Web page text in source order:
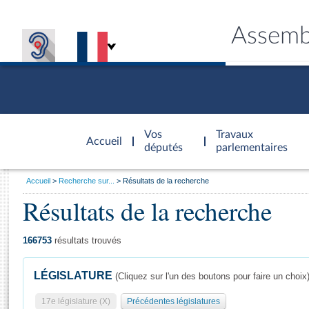
Accueil
d'accueil
Vos
députés
Travaux
parlementaires
Général
Vous
Accueil Recherche sur... Résultats de la recherche
Résultats de la recherche
166753 résultats trouvés
LÉGISLATURE (Cliquez sur l'un des boutons pour faire un choix)
17e législature (X) Précédentes législatures